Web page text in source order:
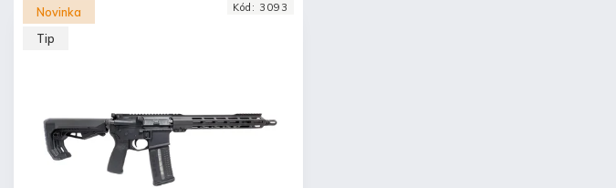
Novinka
Tip
Kód: 3093